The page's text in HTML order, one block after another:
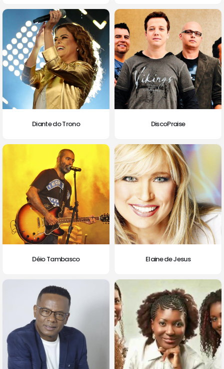
Diante do Trono DiscoPraise
Déio Tambasco Elaine de Jesus